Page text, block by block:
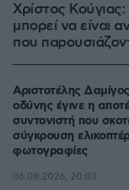
Χρίστος
μπορεί να είναι
που
Αριστοτέλης
οδύνης έγινε η
συντονιστή που
σύγκρουση
φωτογραφίες
06.08.2026, 20:03